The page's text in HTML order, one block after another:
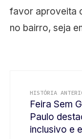
favor aproveita
no bairro, seja
HISTÓRIA
Feira Sem
Paulo
inclusivo e